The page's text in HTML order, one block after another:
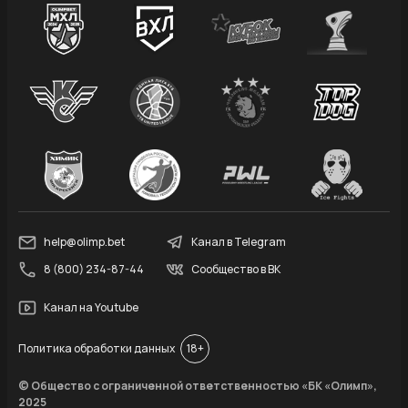
help@olimp.bet
8 (800) 234-87-44
Канал в Telegram
Сообщество в ВК
Канал на Youtube
Политика обработки данных 18+
© Общество с ограниченной ответственностью «БК «Олимп»,
2025